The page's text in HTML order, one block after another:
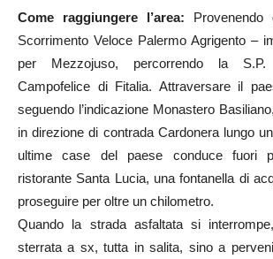
Come raggiungere l’area:
Scorrimento Veloce Palermo Agrigento –
per Mezzojuso, percorrendo la
Campofelice di Fitalia. Attraversare il
seguendo l’indicazione Monastero
in direzione di contrada Cardonera lungo
ultime case del paese conduce fuori
ristorante Santa Lucia, una fontanella di
proseguire per oltre un chilometro.
Quando la strada asfaltata si
sterrata a sx, tutta in salita, sino a